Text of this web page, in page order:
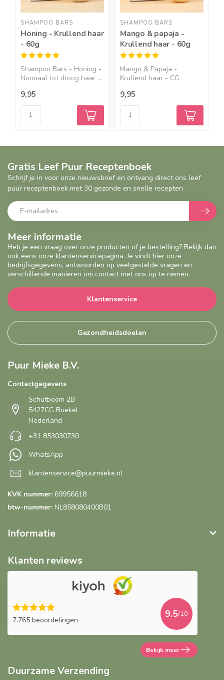
SHAMPOO BARS
Honing - Krullend haar
- 60g
Shampoo Bars - Honing -
Normaal tot droog haar ...
9,95
SHAMPOO BARS
Mango & papaja -
Krullend haar - 60g
Mango & Papaja -
Krullend haar - CG
9,95
Meer informatie
Heb je een vraag over onze producten of je bestelling? Bekijk dan
ook eens onze klantenservicepagina. Je vindt hier onze
bedrijfsgegevens, antwoorden op veelgestelde vragen en
verschillende manieren om contact met ons op te nemen.
Klantenservice
Gezondheidsdoelen
Gratis Leef Puur Receptenboek
Schrijf je in voor onze nieuwsbrief en ontvang direct ons leef
puur receptenboek met 30 gezonde en snelle recepten
Puur Mieke B.V.
Contactgegevens
Schutboom 2B
5427CG Boekel
Nederland
+31 853030730
WhatsApp
klantenservice@puurmieke.nl
KVK nummer: 69956618
btw-nummer: NL858080400B01
Informatie
Klanten reviews
7.765 beoordelingen
9.5/10
Bekijk meer
Duurzame Verzending